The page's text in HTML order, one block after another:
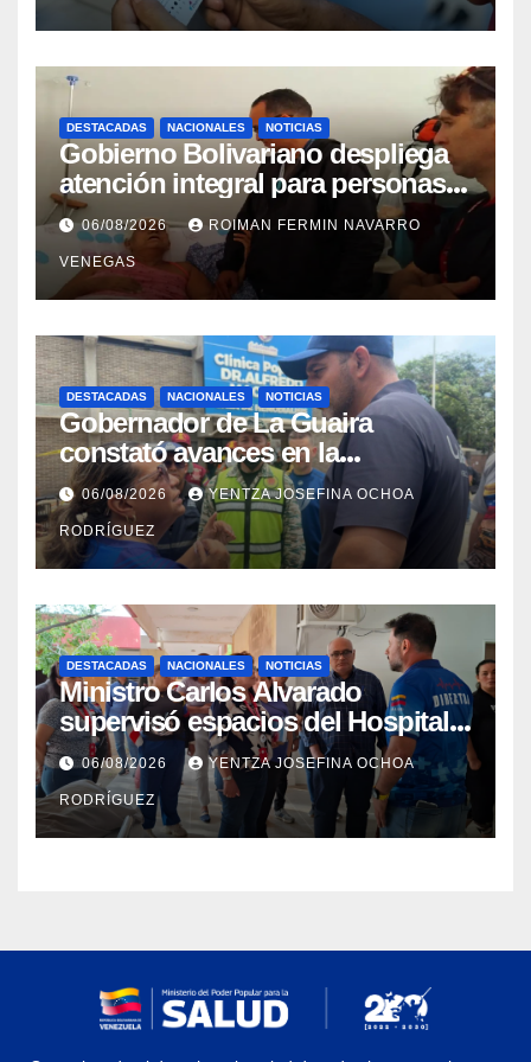
DESTACADAS NACIONALES NOTICIAS
Gobierno Bolivariano despliega
atención integral para personas
con discapacidad en
campamentos de La Guaira
06/08/2026 ROIMAN FERMIN NAVARRO
VENEGAS
DESTACADAS NACIONALES NOTICIAS
Gobernador de La Guaira
constató avances en la
rehabilitación del Hospitalito de
Catia la Mar
06/08/2026 YENTZA JOSEFINA OCHOA
RODRÍGUEZ
DESTACADAS NACIONALES NOTICIAS
Ministro Carlos Alvarado
supervisó espacios del Hospital
Dermatológico Dr. Martín Vegas
en La Guaira
06/08/2026 YENTZA JOSEFINA OCHOA
RODRÍGUEZ